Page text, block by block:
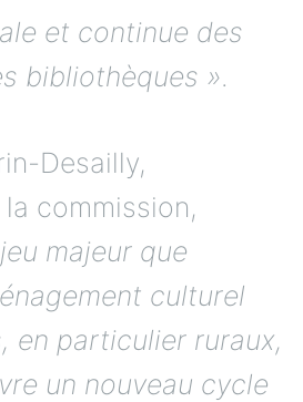
et continue des
bibliothèques ».
Desailly,
commission,
majeur que
culturel
en particulier ruraux,
un nouveau cycle